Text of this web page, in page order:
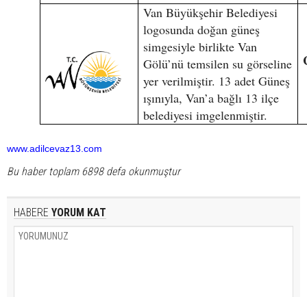
Van Büyükşehir Belediyesi
logosunda doğan güneş
simgesiyle birlikte Van
Gölü’nü temsilen su görseline
yer verilmiştir. 13 adet Güneş
ışınıyla, Van’a bağlı 13 ilçe
belediyesi imgelenmiştir.
www.adilcevaz13.com
Bu haber toplam 6898 defa okunmuştur
HABERE YORUM KAT